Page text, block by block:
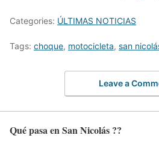
Categories: ÚLTIMAS NOTICIAS
Tags: choque, motocicleta, san
Leave a
Qué pasa en San Nicolás ??